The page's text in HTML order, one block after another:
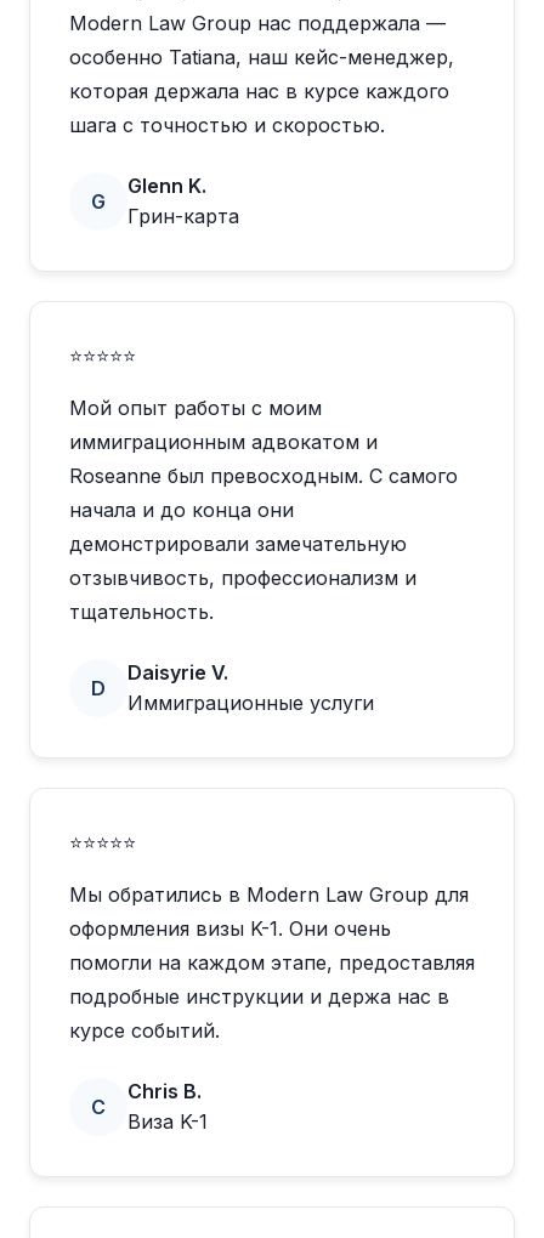
Modern Law Group нас поддержала —
особенно Tatiana, наш кейс-менеджер,
которая держала нас в курсе каждого
шага с точностью и скоростью.
G
Glenn K.
Грин-карта
⭐⭐⭐⭐⭐
Мой опыт работы с моим
иммиграционным адвокатом и
Roseanne был превосходным. С самого
начала и до конца они
демонстрировали замечательную
отзывчивость, профессионализм и
тщательность.
D
Daisyrie V.
Иммиграционные услуги
⭐⭐⭐⭐⭐
Мы обратились в Modern Law Group для
оформления визы K-1. Они очень
помогли на каждом этапе, предоставляя
подробные инструкции и держа нас в
курсе событий.
C
Chris B.
Виза K-1